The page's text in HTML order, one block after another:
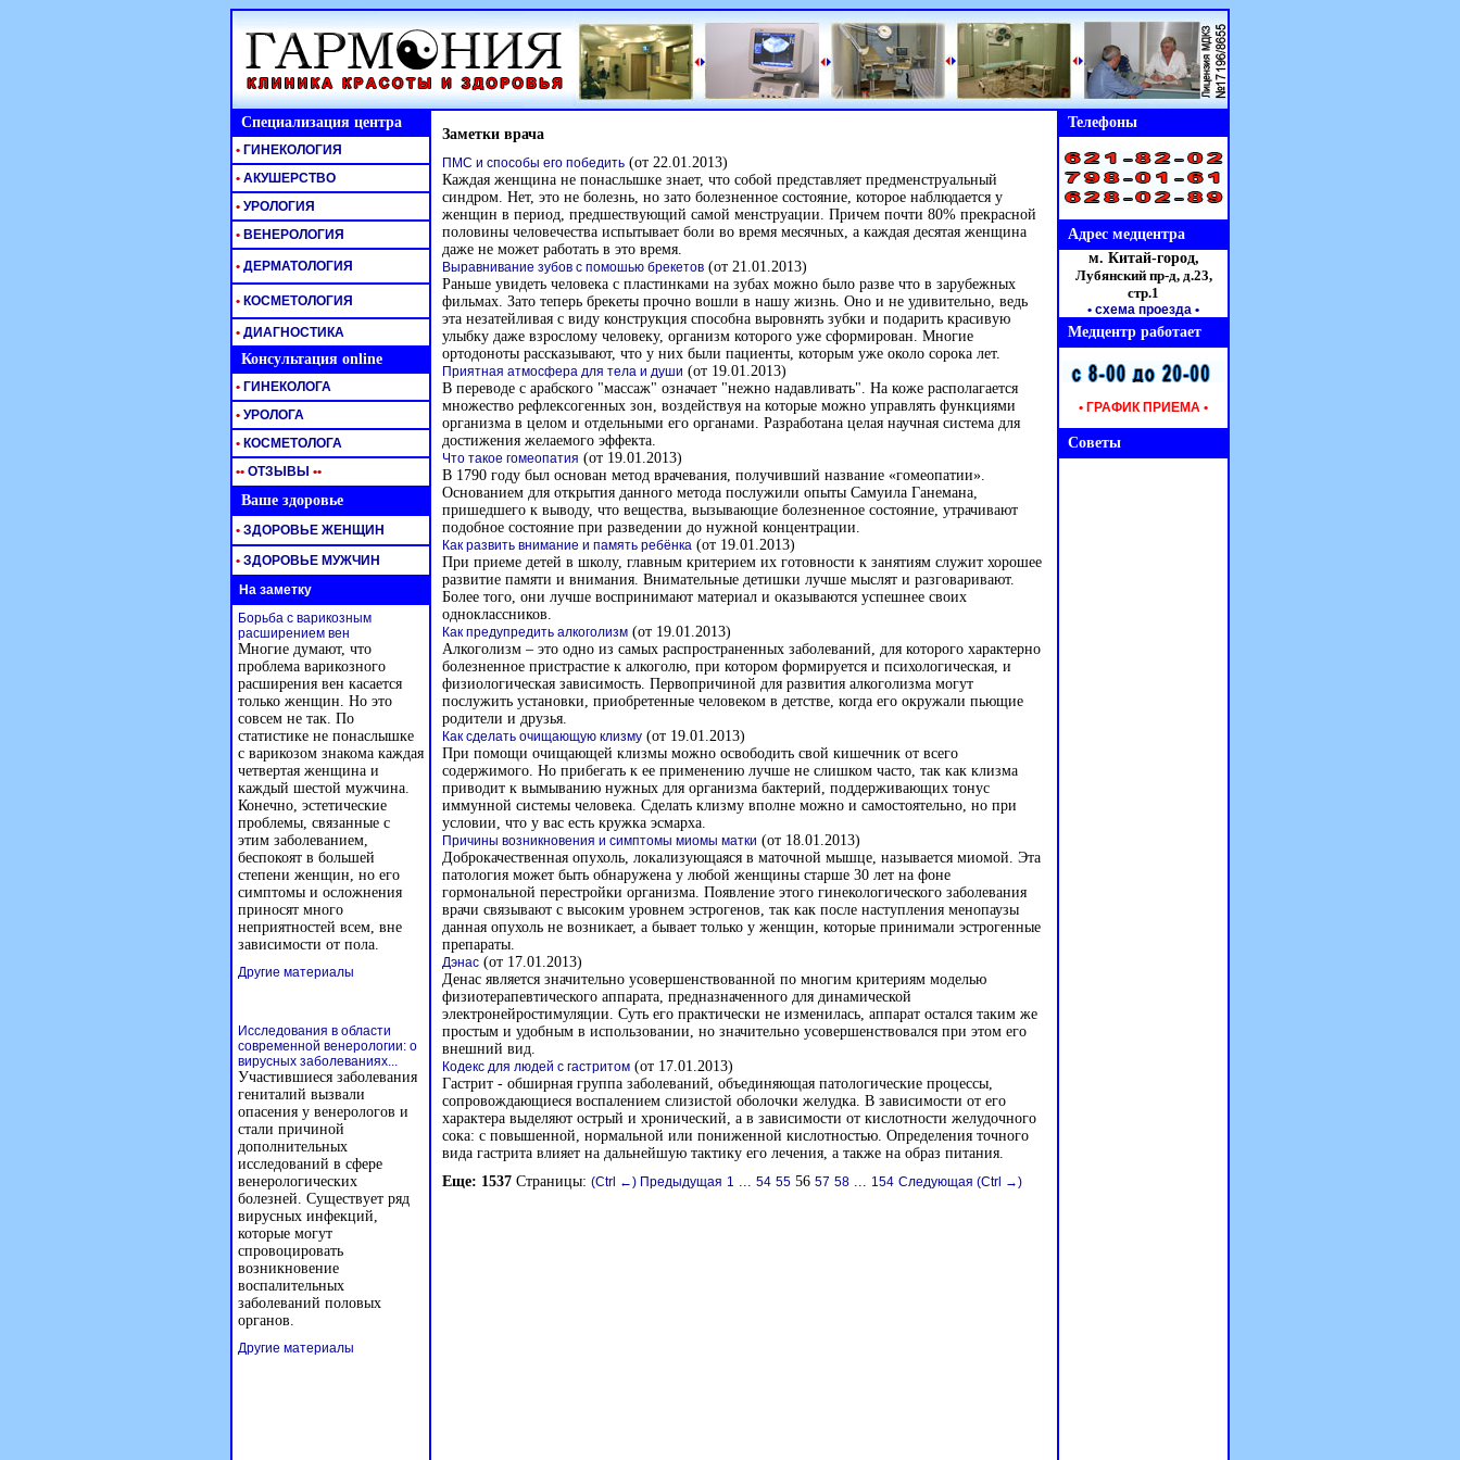
Специализация центра Заметки врача
ПМС и способы его победить (от 22.01.2013)
Каждая женщина не понаслышке знает, что собой представляет предменструальный
синдром. Нет, это не болезнь, но зато болезненное состояние, которое наблюдается у
женщин в период, предшествующий самой менструации. Причем почти 80% прекрасной
половины человечества испытывает боли во время месячных, а каждая десятая женщина
даже не может работать в это время.
Выравнивание зубов с помошью брекетов (от 21.01.2013)
Раньше увидеть человека с пластинками на зубах можно было разве что в зарубежных
фильмах. Зато теперь брекеты прочно вошли в нашу жизнь. Оно и не удивительно, ведь
эта незатейливая с виду конструкция способна выровнять зубки и подарить красивую
улыбку даже взрослому человеку, организм которого уже сформирован. Многие
ортодоноты рассказывают, что у них были пациенты, которым уже около сорока лет.
Приятная атмосфера для тела и души (от 19.01.2013)
В переводе с арабского "массаж" означает "нежно надавливать". На коже располагается
множество рефлексогенных зон, воздействуя на которые можно управлять функциями
организма в целом и отдельными его органами. Разработана целая научная система для
достижения желаемого эффекта.
Что такое гомеопатия (от 19.01.2013)
В 1790 году был основан метод врачевания, получивший название «гомеопатии».
Основанием для открытия данного метода послужили опыты Самуила Ганемана,
пришедшего к выводу, что вещества, вызывающие болезненное состояние, утрачивают
подобное состояние при разведении до нужной концентрации.
Как развить внимание и память ребёнка (от 19.01.2013)
При приеме детей в школу, главным критерием их готовности к занятиям служит хорошее
развитие памяти и внимания. Внимательные детишки лучше мыслят и разговаривают.
Более того, они лучше воспринимают материал и оказываются успешнее своих
одноклассников.
Как предупредить алкоголизм (от 19.01.2013)
Алкоголизм – это одно из самых распространенных заболеваний, для которого характерно
болезненное пристрастие к алкоголю, при котором формируется и психологическая, и
физиологическая зависимость. Первопричиной для развития алкоголизма могут
послужить установки, приобретенные человеком в детстве, когда его окружали пьющие
родители и друзья.
Как сделать очищающую клизму (от 19.01.2013)
При помощи очищающей клизмы можно освободить свой кишечник от всего
содержимого. Но прибегать к ее применению лучше не слишком часто, так как клизма
приводит к вымыванию нужных для организма бактерий, поддерживающих тонус
иммунной системы человека. Сделать клизму вполне можно и самостоятельно, но при
условии, что у вас есть кружка эсмарха.
Причины возникновения и симптомы миомы матки (от 18.01.2013)
Доброкачественная опухоль, локализующаяся в маточной мышце, называется миомой. Эта
патология может быть обнаружена у любой женщины старше 30 лет на фоне
гормональной перестройки организма. Появление этого гинекологического заболевания
врачи связывают с высоким уровнем эстрогенов, так как после наступления менопаузы
данная опухоль не возникает, а бывает только у женщин, которые принимали эстрогенные
препараты.
Дэнас (от 17.01.2013)
Денас является значительно усовершенствованной по многим критериям моделью
физиотерапевтического аппарата, предназначенного для динамической
электронейростимуляции. Суть его практически не изменилась, аппарат остался таким же
простым и удобным в использовании, но значительно усовершенствовался при этом его
внешний вид.
Кодекс для людей с гастритом (от 17.01.2013)
Гастрит - обширная группа заболеваний, объединяющая патологические процессы,
сопровождающиеся воспалением слизистой оболочки желудка. В зависимости от его
характера выделяют острый и хронический, а в зависимости от кислотности желудочного
сока: с повышенной, нормальной или пониженной кислотностью. Определения точного
вида гастрита влияет на дальнейшую тактику его лечения, а также на образ питания.
Еще: 1537 Страницы: (Ctrl ←) Предыдущая 1 ... 54 55 56 57 58 ... 154 Следующая (Ctrl →)
Телефоны
• ГИНЕКОЛОГИЯ
• АКУШЕРСТВО
• УРОЛОГИЯ
• ВЕНЕРОЛОГИЯ Адрес медцентра
• ДЕРМАТОЛОГИЯ
м. Китай-город,
Лубянский пр-д, д.23,
стр.1
• схема проезда •
• КОСМЕТОЛОГИЯ
• ДИАГНОСТИКА
Медцентр работает
Консультация online
• ГРАФИК ПРИЕМА •
• ГИНЕКОЛОГА
• УРОЛОГА
• КОСМЕТОЛОГА Советы
•• ОТЗЫВЫ ••
Ваше здоровье
• ЗДОРОВЬЕ ЖЕНЩИН
• ЗДОРОВЬЕ МУЖЧИН
На заметку
Борьба с варикозным
расширением вен
Многие думают, что
проблема варикозного
расширения вен касается
только женщин. Но это
совсем не так. По
статистике не понаслышке
с варикозом знакома каждая
четвертая женщина и
каждый шестой мужчина.
Конечно, эстетические
проблемы, связанные с
этим заболеванием,
беспокоят в большей
степени женщин, но его
симптомы и осложнения
приносят много
неприятностей всем, вне
зависимости от пола.
Другие материалы
Исследования в области
современной венерологии: о
вирусных заболеваниях...
Участившиеся заболевания
гениталий вызвали
опасения у венерологов и
стали причиной
дополнительных
исследований в сфере
венерологических
болезней. Существует ряд
вирусных инфекций,
которые могут
спровоцировать
возникновение
воспалительных
заболеваний половых
органов.
Другие материалы